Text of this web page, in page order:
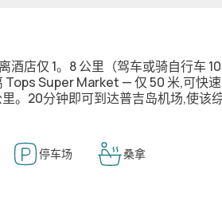
店仅 1。8 公里（驾车或骑自行车
Tops Super Market — 仅 50 米,可快
。20分钟即可到达普吉岛机场,使该
停车场 桑拿